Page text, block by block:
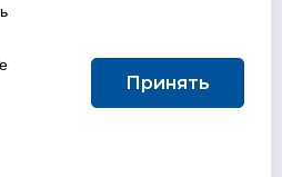
(исполнительно-
городского округа "Город
редактор: Байкова Е.А.
почты Редакции:
+7 (484) 395-85-85
материалы 18+
обработки персональных
Принять